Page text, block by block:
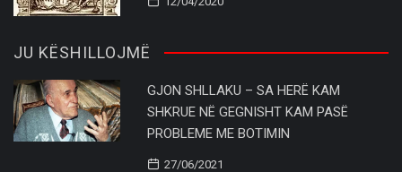
JU KËSHILLOJMË
GJON SHLLAKU – SA HERË KAM
SHKRUE NË GEGNISHT KAM PASË
PROBLEME ME BOTIMIN
27/06/2021